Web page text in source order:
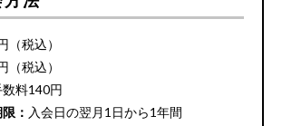
（税込）
（税込）
料140円
： 入会日の翌月1日から1年間